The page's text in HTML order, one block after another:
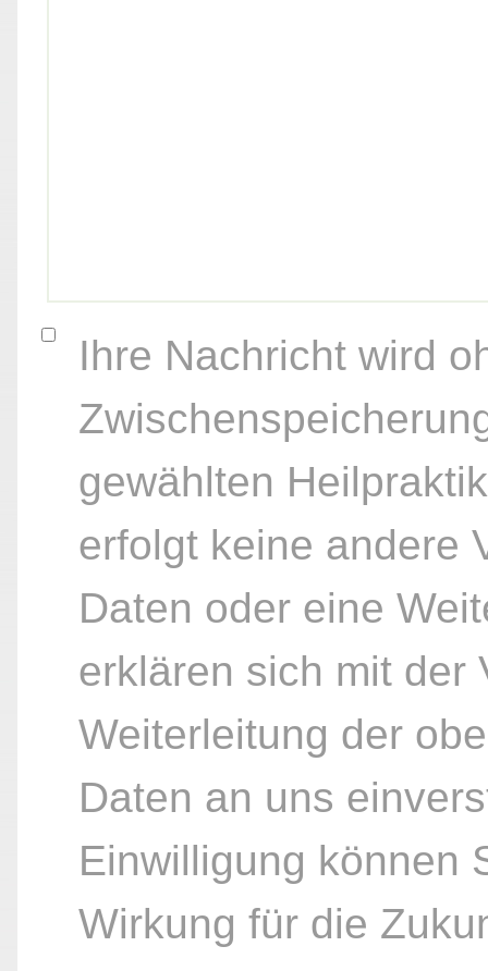
Ihre Nachricht wird
gewählten
erfolgt keine andere
Daten oder eine
erklären sich mit der
Weiterleitung der
Daten an uns
Einwilligung können
Wirkung für die